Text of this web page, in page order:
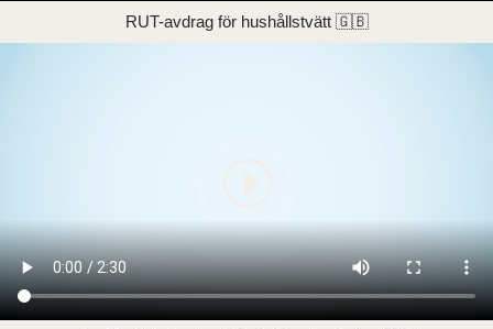
RUT-avdrag för hushållstvätt 🇬🇧